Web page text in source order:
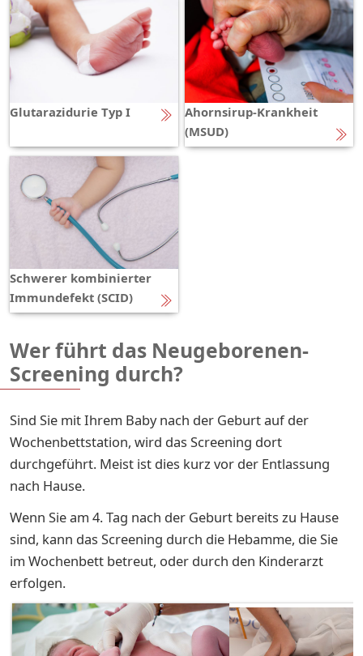
Glutarazidurie Typ I
Ahornsirup-Krankheit
(MSUD)
Schwerer kombinierter
Immundefekt (SCID)
Wer führt das Neugeborenen-
Screening durch?
Sind Sie mit Ihrem Baby nach der Geburt auf der
Wochenbettstation, wird das Screening dort
durchgeführt. Meist ist dies kurz vor der Entlassung
nach Hause.
Wenn Sie am 4. Tag nach der Geburt bereits zu Hause
sind, kann das Screening durch die Hebamme, die Sie
im Wochenbett betreut, oder durch den Kinderarzt
erfolgen.